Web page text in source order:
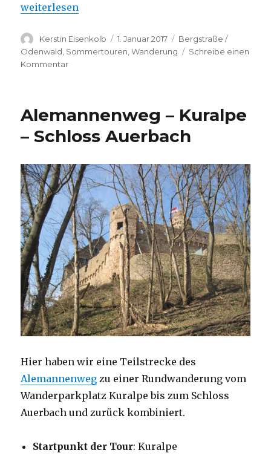
„Alemannenweg – Einhardsbasilika – Vierstöck“
weiterlesen
Autor
Kerstin Eisenkolb
Veröffentlicht
am
1. Januar 2017 Kategorien
Bergstraße /
Odenwald, Sommertouren,Wanderung
Schreibe einen
Kommentarzu
–
Alemannenweg – Kuralpe
– Schloss Auerbach
Hier haben wir eine Teilstrecke des
Alemannenweg zu einer Rundwanderung vom
Wanderparkplatz Kuralpe bis zum Schloss
Auerbach und zurück kombiniert.
Startpunkt der Tour: Kuralpe